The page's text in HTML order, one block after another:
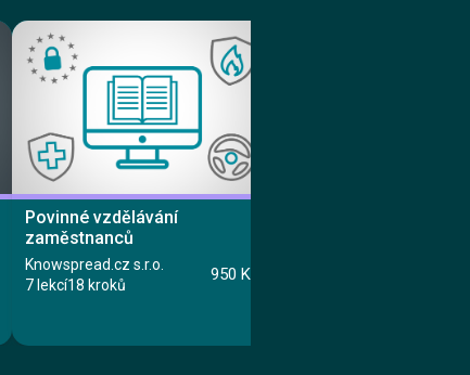
Povinné vzdělávání
zaměstnanců
Knowspread.cz s.r.o.
7 lekcí18 kroků
950 Kč